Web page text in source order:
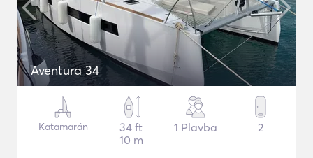
Aventura 34
Katamarán
34 ft
10 m
1 Plavba 2